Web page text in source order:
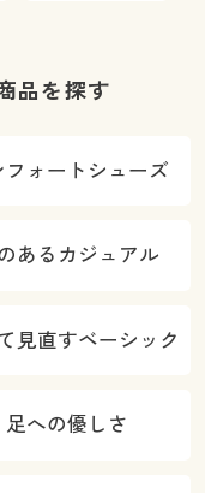
品を探す
フォートシューズ
あるカジュアル
見直すベーシック
足への優しさ